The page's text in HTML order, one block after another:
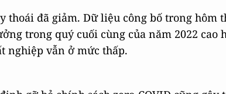
thoái đã giảm. Dữ liệu công bố trong hôm
trong quý cuối cùng của năm 2022 cao
nghiệp vẫn ở mức thấp.